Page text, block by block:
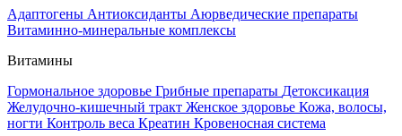
Адаптогены Антиоксиданты Аюрведические препараты
Витаминно-минеральные комплексы
Витамины
Гормональное здоровье Грибные препараты Детоксикация
Желудочно-кишечный тракт Женское здоровье Кожа, волосы,
ногти Контроль веса Креатин Кровеносная система